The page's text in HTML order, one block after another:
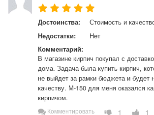
Достоинства:
Стоимость и
Недостатки:
Нет
Комментарий:
В магазине кирпич покупал с
дома. Задача была купить кирпич,
не выйдет за рамки бюджета и будет
качеству. М-150 для меня оказался
кирпичом.
Комментировать 1 1